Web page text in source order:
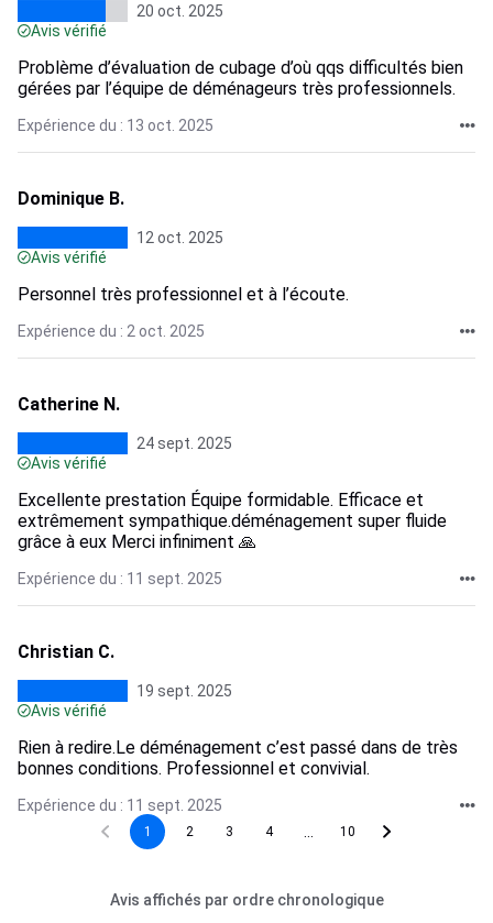
20 oct. 2025
Avis vérifié
Problème d’évaluation de cubage d’où qqs difficultés bien
gérées par l’équipe de déménageurs très professionnels.
Expérience du : 13 oct. 2025
Dominique B.
12 oct. 2025
Avis vérifié
Personnel très professionnel et à l’écoute.
Expérience du : 2 oct. 2025
Catherine N.
24 sept. 2025
Avis vérifié
Excellente prestation Équipe formidable. Efficace et
extrêmement sympathique.déménagement super fluide
grâce à eux Merci infiniment 🙏
Expérience du : 11 sept. 2025
Christian C.
19 sept. 2025
Avis vérifié
Rien à redire.Le déménagement c’est passé dans de très
bonnes conditions. Professionnel et convivial.
Expérience du : 11 sept. 2025
1 2 3 4 10
Avis affichés par ordre chronologique